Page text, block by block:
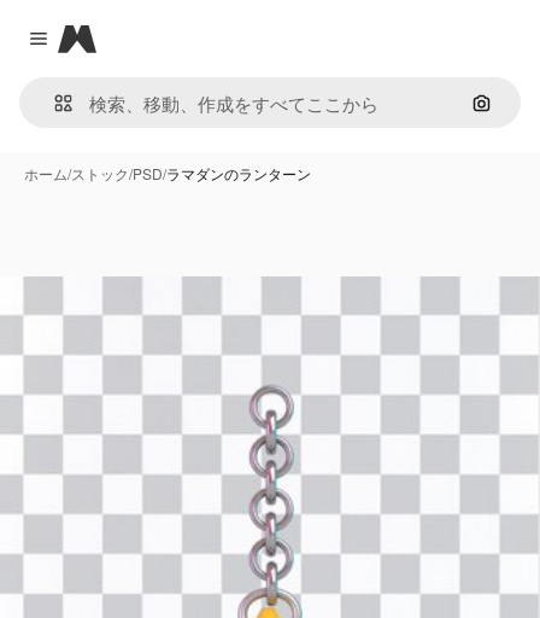
Close menu
Magnific
画像で
ホーム/ストック/PSD/ラマダンのランターン